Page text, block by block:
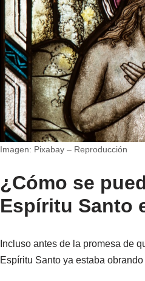
Imagen: Pixabay – Reproducción
¿Cómo se
Espíritu Santo
Incluso antes de la promesa de
Espíritu Santo ya estaba